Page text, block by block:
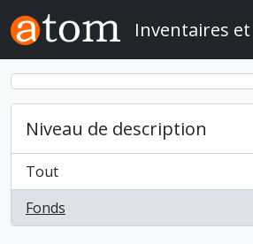
Skip to main content
Inventaires
Niveau de description
Tout
Fonds
, 1 résultats